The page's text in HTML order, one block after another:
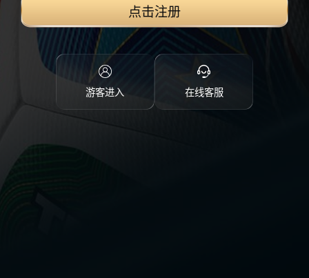
点击注册
游客进入 在线客服